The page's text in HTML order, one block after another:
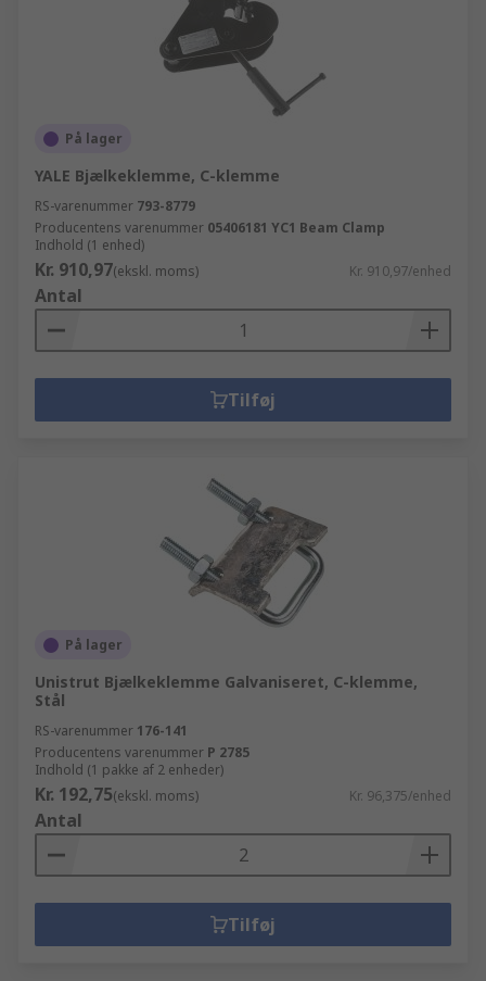
På lager
YALE Bjælkeklemme, C-klemme
RS-varenummer 793-8779
Producentens varenummer 05406181 YC1 Beam Clamp
Indhold (1 enhed)
Kr. 910,97(ekskl. moms) Kr. 910,97/enhed
Antal
Tilføj
På lager
Unistrut Bjælkeklemme Galvaniseret, C-klemme,
Stål
RS-varenummer 176-141
Producentens varenummer P 2785
Indhold (1 pakke af 2 enheder)
Kr. 192,75(ekskl. moms) Kr. 96,375/enhed
Antal
Tilføj